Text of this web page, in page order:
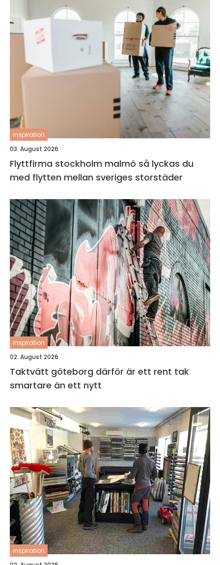
inspiration
03. August 2026
Flyttfirma stockholm malmö så lyckas du
med flytten mellan sveriges storstäder
inspiration
02. August 2026
Taktvätt göteborg därför är ett rent tak
smartare än ett nytt
inspiration